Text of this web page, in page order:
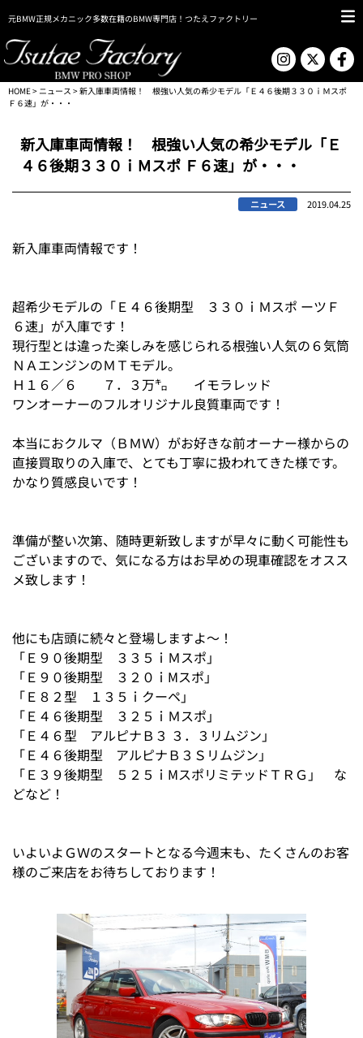
元BMW正規メカニック多数在籍のBMW専門店！つたえファクトリー
HOME> ニュース > 新入庫車両情報！ 根強い人気の希少モデル「Ｅ４６後期３３０ｉＭスポ
Ｆ６速」が・・・
新入庫車両情報！ 根強い人気の希少モデル「Ｅ
４６後期３３０ｉＭスポ Ｆ６速」が・・・
ニュース 2019.04.25
新入庫車両情報です！
超希少モデルの「Ｅ４６後期型 ３３０ｉＭスポ ーツＦ
６速」が入庫です！
現行型とは違った楽しみを感じられる根強い人気の６気筒
ＮＡエンジンのＭＴモデル。
Ｈ１６／６ ７．３万㌔ イモラレッド
ワンオーナーのフルオリジナル良質車両です！
本当におクルマ（ＢＭＷ）がお好きな前オーナー様からの
直接買取りの入庫で、とても丁寧に扱われてきた様です。
かなり質感良いです！
準備が整い次第、随時更新致しますが早々に動く可能性も
ございますので、気になる方はお早めの現車確認をオスス
メ致します！
他にも店頭に続々と登場しますよ～！
「Ｅ９０後期型 ３３５ｉＭスポ」
「Ｅ９０後期型 ３２０ｉMスポ」
「Ｅ８２型 １３５ｉクーペ」
「Ｅ４６後期型 ３２５ｉＭスポ」
「Ｅ４６型 アルピナＢ３ ３．３リムジン」
「Ｅ４６後期型 アルピナＢ３Ｓリムジン」
「Ｅ３９後期型 ５２５ｉMスポリミテッドＴＲＧ」 な
どなど！
いよいよＧＷのスタートとなる今週末も、たくさんのお客
様のご来店をお待ちしております！